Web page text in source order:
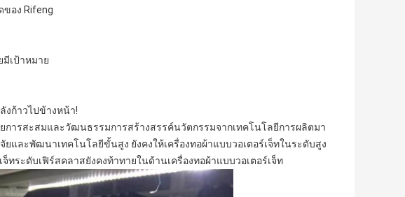
อง Rifeng
เป้าหมาย
งก้าวไปข้างหน้า!
การสะสมและวัฒนธรรมการสร้างสรรค์นวัตกรรมจากเทคโนโลยีการผลิตมา
ละพัฒนาเทคโนโลยีขั้นสูง ยังคงให้เครื่องทอผ้าแบบวอเตอร์เจ็ทในระดับสูง
จ็ทระดับเฟิร์สคลาสยังคงท้าทายในด้านเครื่องทอผ้าแบบวอเตอร์เจ็ท